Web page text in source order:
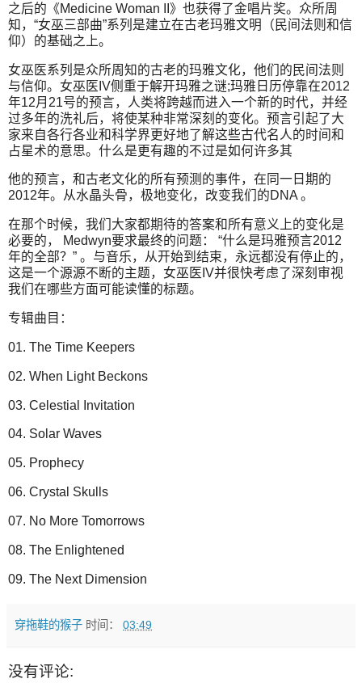
之后的《Medicine Woman II》也获得了金唱片奖。众所周
知，“女巫三部曲”系列是建立在古老玛雅文明（民间法则和信
仰）的基础之上。
女巫医系列是众所周知的古老的玛雅文化，他们的民间法则
与信仰。女巫医IV侧重于解开玛雅之谜;玛雅日历停靠在2012
年12月21号的预言，人类将跨越而进入一个新的时代，并经
过多年的洗礼后，将使某种非常深刻的变化。预言引起了大
家来自各行各业和科学界更好地了解这些古代名人的时间和
占星术的意思。什么是更有趣的不过是如何许多其
他的预言，和古老文化的所有预测的事件，在同一日期的
2012年。从水晶头骨，极地变化，改变我们的DNA 。
在那个时候，我们大家都期待的答案和所有意义上的变化是
必要的， Medwyn要求最终的问题： “什么是玛雅预言2012
年的全部？” 。与音乐，从开始到结束，永远都没有停止的，
这是一个源源不断的主题，女巫医IV并很快考虑了深刻审视
我们在哪些方面可能读懂的标题。
专辑曲目：
01. The Time Keepers
02. When Light Beckons
03. Celestial Invitation
04. Solar Waves
05. Prophecy
06. Crystal Skulls
07. No More Tomorrows
08. The Enlightened
09. The Next Dimension
穿拖鞋的猴子 时间： 03:49
没有评论: